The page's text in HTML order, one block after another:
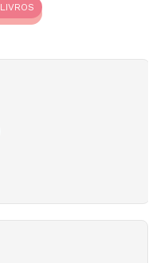
LIVROS